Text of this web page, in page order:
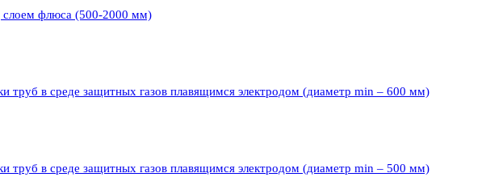
слоем флюса (500-2000 мм)
труб в среде защитных газов плавящимся электродом (диаметр min – 600 мм)
труб в среде защитных газов плавящимся электродом (диаметр min – 500 мм)